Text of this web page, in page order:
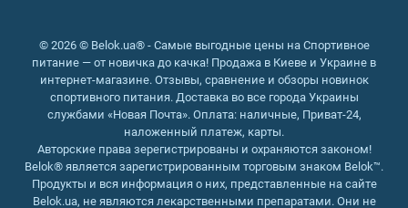
БЦА существенно повышает выносливость и
устойчивость к высоким физическим нагрузкам.
Аминокислоты bcaa не синтезируются в человеческом
организме, поэтому должны поступать вместе с пищей.
Наиболее эффективным способом получения
аминокислот являются пищевые добавки,
выпускающиеся производителями спортивного
© 2026 © Belok.ua® - Самые выгодные цены на Спортивное
питание — от новичка до качка! Продажа в Киеве и Украине в
интернет-магазине. Отзывы, сравнение и обзоры новинок
спортивного питания. Доставка во все города Украины
службами «Новая Почта». Оплата: наличные, Приват-24,
наложенный платеж, карты.
Авторские права зерегистрированы и охраняются законом!
Belok® является зарегистрированным торговым знаком Belok™.
Продукты и вся информация о них, представленные на сайте
Belok.ua, не являются лекарственными препаратами. Они не